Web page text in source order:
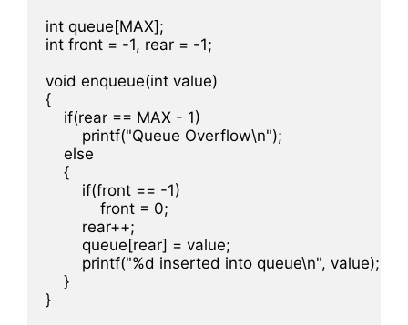
int queue[MAX];
int front = -1, rear = -1;
void enqueue(int value)
{
    if(rear == MAX - 1)
        printf("Queue Overflow\n");
    else
    {
        if(front == -1)
            front = 0;
        rear++;
        queue[rear] = value;
        printf("%d inserted into queue\n", value);
    }
}